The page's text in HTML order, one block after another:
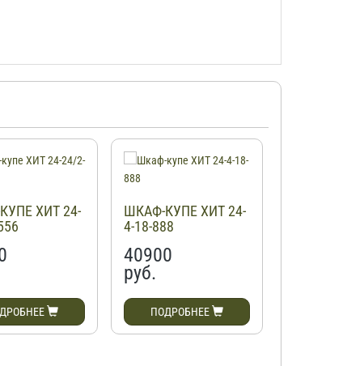
ХИТ 24-
ШКАФ-КУПЕ ХИТ 24-
4-18-888
40900
руб.
ПОДРОБНЕЕ